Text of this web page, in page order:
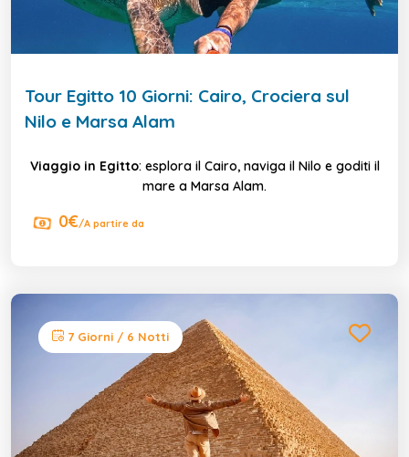
Tour Egitto 10 Giorni: Cairo, Crociera sul
Nilo e Marsa Alam
Viaggio in Egitto: esplora il Cairo, naviga il Nilo e goditi il
mare a Marsa Alam.
0€/A partire da
7 Giorni / 6 Notti